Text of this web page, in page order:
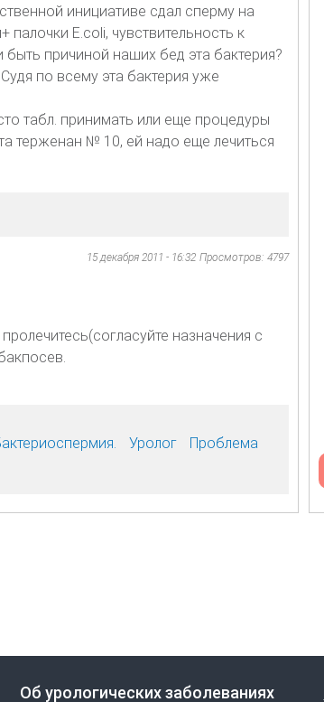
инициативе сдал сперму на
E.coli, чувствительность к
причиной наших бед эта бактерия?
по всему эта бактерия уже
табл. принимать или еще процедуры
терженан № 10, ей надо еще лечиться
15 декабря 2011 - 16:32 Просмотров: 4797
назначения с
Уролог
Проблема
Об урологических заболеваниях